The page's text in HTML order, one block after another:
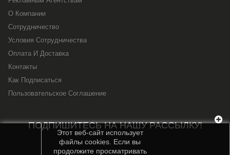
О Компании
Сотрудничество
Условия Сотрудничества
Оплата И Доставка
Контакты
Как Подписаться
Пользовательское Соглашение
ПОДПИШИТЕСЬ НА НАШУ РАССЫЛКУ!
Этот веб-сайт использует
файлы cookies. Если вы
продолжите просматривать